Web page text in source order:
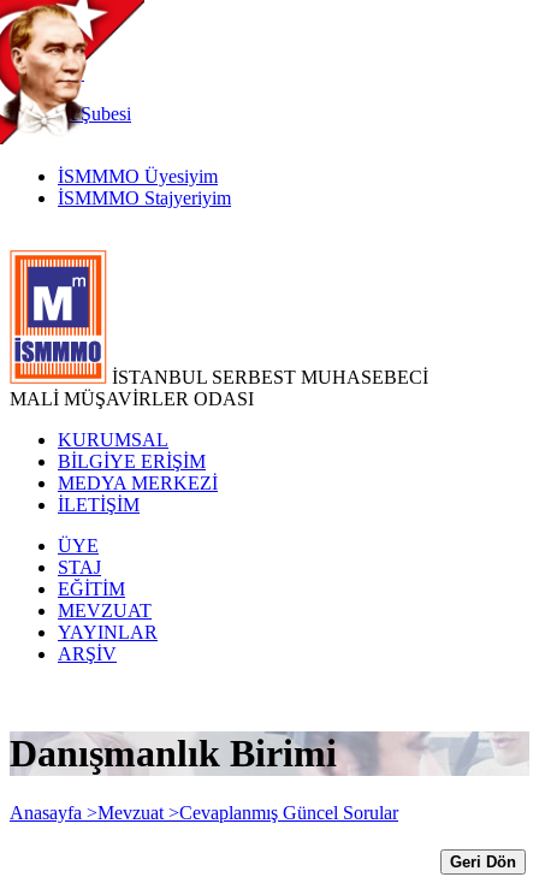
TR
|
EN
İnternetŞubesi
İSMMMO Üyesiyim
İSMMMO Stajyeriyim
İSTANBUL SERBEST MUHASEBECİ
MALİ MÜŞAVİRLER ODASI
KURUMSAL
BİLGİYE ERİŞİM
MEDYA MERKEZİ
İLETİŞİM
ÜYE
STAJ
EĞİTİM
MEVZUAT
YAYINLAR
ARŞİV
Danışmanlık Birimi
Anasayfa >Mevzuat >Cevaplanmış Güncel Sorular
Geri Dön